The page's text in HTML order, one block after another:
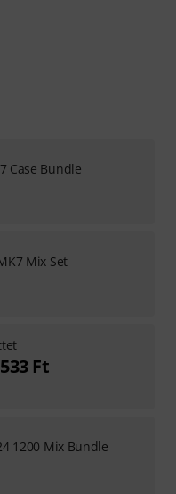
Case Bundle
Mix Set
Ft
1200 Mix Bundle